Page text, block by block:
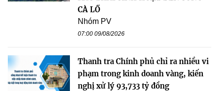
CÀ LỒ
Nhóm PV
07:00 09/08/2026
Thanh tra Chính phủ chỉ ra nhiều vi
phạm trong kinh doanh vàng, kiến
nghị xử lý 93,733 tỷ đồng